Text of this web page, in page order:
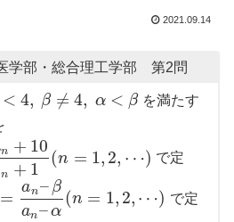
2021.09.14
部・総合理工学部 第2問
< 4, β ≠ 4, α < βを満たす
n + 10
n + 1
(n = 1, 2, ⋯) で定
=
an– β
an–α
(n = 1, 2, ⋯) で定